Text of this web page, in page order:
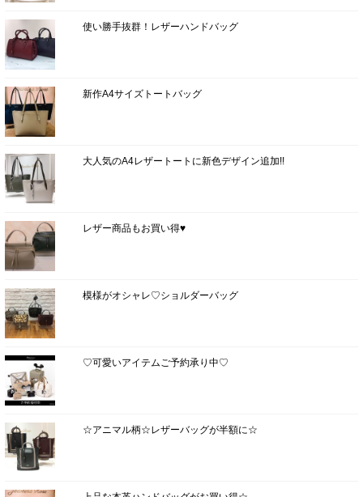
使い勝手抜群！レザーハンドバッグ
新作A4サイズトートバッグ
大人気のA4レザートートに新色デザイン追加!!
レザー商品もお買い得♥
模様がオシャレ♡ショルダーバッグ
♡可愛いアイテムご予約承り中♡
☆アニマル柄☆レザーバッグが半額に☆